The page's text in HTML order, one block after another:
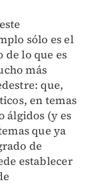
sólo es el
de lo que es
más
que,
en temas
álgidos (y es
que ya
de
establecer